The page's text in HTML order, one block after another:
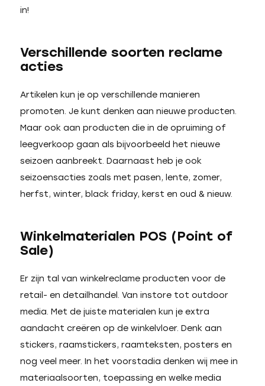
in!
Verschillende soorten reclame
acties
Artikelen kun je op verschillende manieren
promoten. Je kunt denken aan nieuwe producten.
Maar ook aan producten die in de opruiming of
leegverkoop gaan als bijvoorbeeld het nieuwe
seizoen aanbreekt. Daarnaast heb je ook
seizoensacties zoals met pasen, lente, zomer,
herfst, winter, black friday, kerst en oud & nieuw.
Winkelmaterialen POS (Point of
Sale)
Er zijn tal van winkelreclame producten voor de
retail- en detailhandel. Van instore tot outdoor
media. Met de juiste materialen kun je extra
aandacht creëren op de winkelvloer. Denk aan
stickers, raamstickers, raamteksten, posters en
nog veel meer. In het voorstadia denken wij mee in
materiaalsoorten, toepassing en welke media